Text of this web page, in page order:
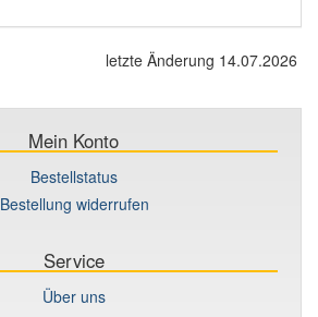
letzte Änderung 14.07.2026
Mein Konto
Bestellstatus
Bestellung widerrufen
Service
Über uns